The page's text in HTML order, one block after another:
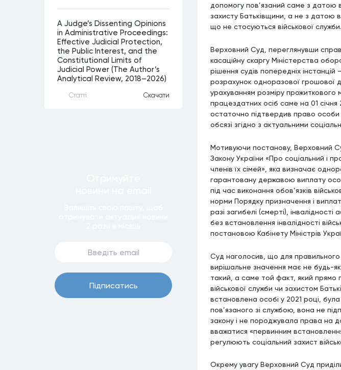
A Judge’s Dissenting Opinions
in Administrative Proceedings:
Effective Judicial Protection,
the Public Interest, and the
Constitutional Limits of
Judicial Power (The Author’s
Analytical Review, 2018–2026)
Статтi Скачати
Пiдписатись
допомогу пов’язаний саме з датою
захисту Батьківщини, а не з датою
що не стосуються військової служби.
Верховний Суд, переглянувши
касаційну скаргу Міністерства
рішення судів попередніх
розрахунок одноразової грошової
урахуванням розміру прожиткового
працездатних осіб саме на 01
остаточно підтвердив право
обсязі згідно з актуальними
Мотивуючи постанову, Верховний
Закону України «Про соціальний і
членів їх сімей», яка визначає
гарантовану державою виплату
під час виконання обов’язків
норми Порядку призначення і
разі загибелі (смерті),
без встановлення інвалідності
постановою Кабінету Міністрів
Суд наголосив, що для
вирішальне значення має не будь-
такий, а саме той факт, який прямо
військової служби чи захистом
встановлена особі у 2021 році,
пов’язаного зі службою, вона не
закону і не породжувала права на
вважатися «первинним
регулюють соціальний захист
Окрему увагу Верховний Суд